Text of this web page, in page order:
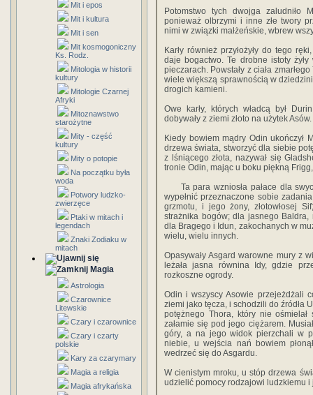
Mit i epos
Mit i kultura
Mit i sen
Mit kosmogoniczny
Ks. Rodz.
Mitologia w historii
kultury
Mitologie Czarnej
Afryki
Mitoznawstwo
starożytne
Mity - część
kultury
Mity o potopie
Na początku była
woda
Potwory ludzko-
zwierzęce
Ptaki w mitach i
legendach
Znaki Zodiaku w
mitach
Magia
Astrologia
Czarownice
Litewskie
Czary i czarownice
Czary i czarty
polskie
Kary za czarymary
Magia a religia
Magia afrykańska
Potomstwo tych dwojga zaludniło
ponieważ olbrzymi i inne złe twory
nimi w związki małżeńskie, wbrew
Karły również przyłożyły do tego
daje bogactwo. Te drobne istoty
pieczarach. Powstały z ciała
wiele większą sprawnością w
drogich kamieni.
Owe karły, których władcą był
dobywały z ziemi złoto na użytek Asów.
Kiedy bowiem mądry Odin ukończył
drzewa świata, stworzyć dla siebie
z lśniącego złota, nazywał się
tronie Odin, mając u boku piękną
Ta para wzniosła pałace dla
wypełnić przeznaczone sobie
grzmotu, i jego żony, złotowłosej
strażnika bogów; dla jasnego Baldra,
dla Bragego i Idun, zakochanych w
wielu, wielu innych.
Opasywały Asgard warowne mury z
leżała jasna równina Idy, gdzie
rozkoszne ogrody.
Odin i wszyscy Asowie przejeżdżali
ziemi jako tęcza, i schodzili do źródła
potężnego Thora, który nie
załamie się pod jego ciężarem.
góry, a na jego widok pierzchali w
niebie, u wejścia nań bowiem
wedrzeć się do Asgardu.
W cienistym mroku, u stóp drzewa
udzielić pomocy rodzajowi ludzkiemu